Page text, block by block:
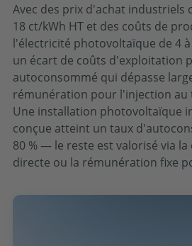
Avec des prix d'achat industriels
18 ct/kWh HT et des coûts de
l'électricité photovoltaïque de 4
un écart de coûts d'exploitation
autoconsommé qui dépasse
rémunération pour l'injection au
Une installation photovoltaïque
conçue atteint un taux
80 % — le reste est valorisé via
directe ou la rémunération fixe